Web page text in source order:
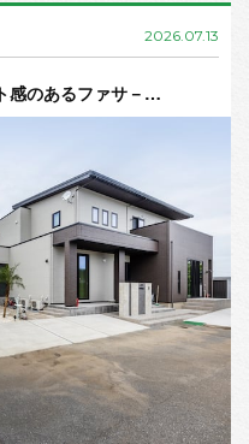
2026.07.13
感のあるファサ－…